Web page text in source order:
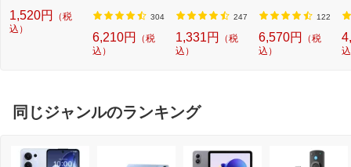
プシールセット ブ
ルー DYKTSBL
1,520円
（税
込）
3813805MP] 304
6,210円
（税
込）
機 洗浄 洗剤 750m
l NW2]【rb_pcp】
247
1,331円
（税
込）
T (3.5mm~12mm
幅/TZeテープ) P-T
OUCH CUBE（ピ
ータッチキュー
122
6,570円
（税
込）
同じジャンルのランキング